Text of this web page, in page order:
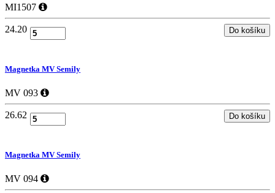
MI1507
24.20
Magnetka MV Semily
MV 093
26.62
Magnetka MV Semily
MV 094